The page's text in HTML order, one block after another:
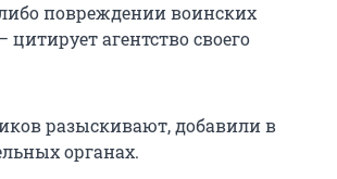
повреждении воинских
агентство своего
разыскивают, добавили в
органах.